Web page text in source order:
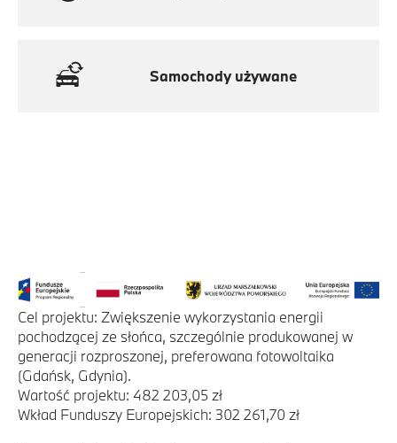
Samochody używane
Cel projektu: Zwiększenie wykorzystania energii
pochodzącej ze słońca, szczególnie produkowanej w
generacji rozproszonej, preferowana fotowoltaika
(Gdańsk, Gdynia).
Wartość projektu: 482 203,05 zł
Wkład Funduszy Europejskich: 302 261,70 zł